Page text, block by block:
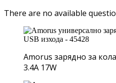
There are no available
Amorus зарядно за
3.4A 17W